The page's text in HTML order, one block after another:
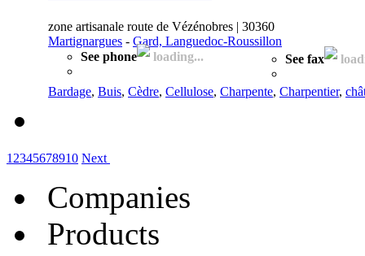
zone artisanale route de Vézénobres | 30360
Martignargues - Gard, Languedoc-Roussillon
See phone
loading... See fax
Bardage, Buis, Cèdre, Cellulose, Charpente, Charpentier,
1 2345678910 Next
Companies
Products